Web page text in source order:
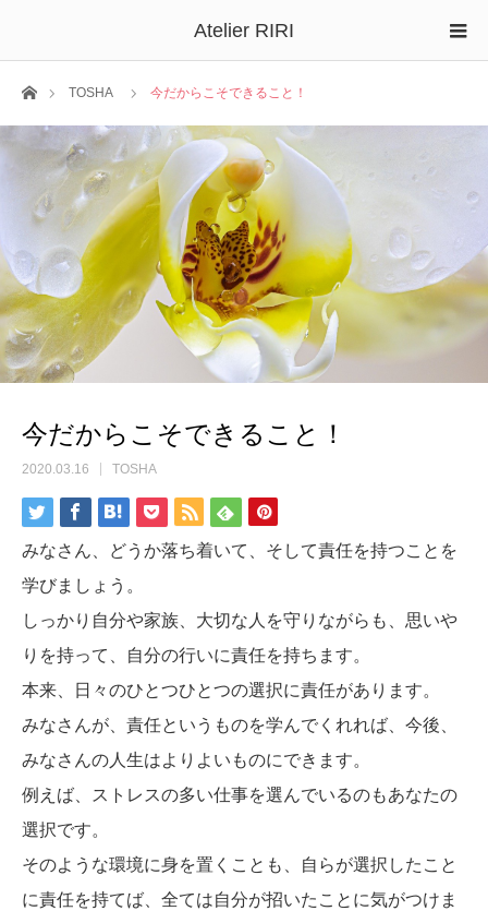
Atelier RIRI
ホームTOSHA 今だからこそできること！
今だからこそできること！
2020.03.16 TOSHA
みなさん、どうか落ち着いて、そして責任を持つことを
学びましょう。
しっかり自分や家族、大切な人を守りながらも、思いや
りを持って、自分の行いに責任を持ちます。
本来、日々のひとつひとつの選択に責任があります。
みなさんが、責任というものを学んでくれれば、今後、
みなさんの人生はよりよいものにできます。
例えば、ストレスの多い仕事を選んでいるのもあなたの
選択です。
そのような環境に身を置くことも、自らが選択したこと
に責任を持てば、全ては自分が招いたことに気がつけま